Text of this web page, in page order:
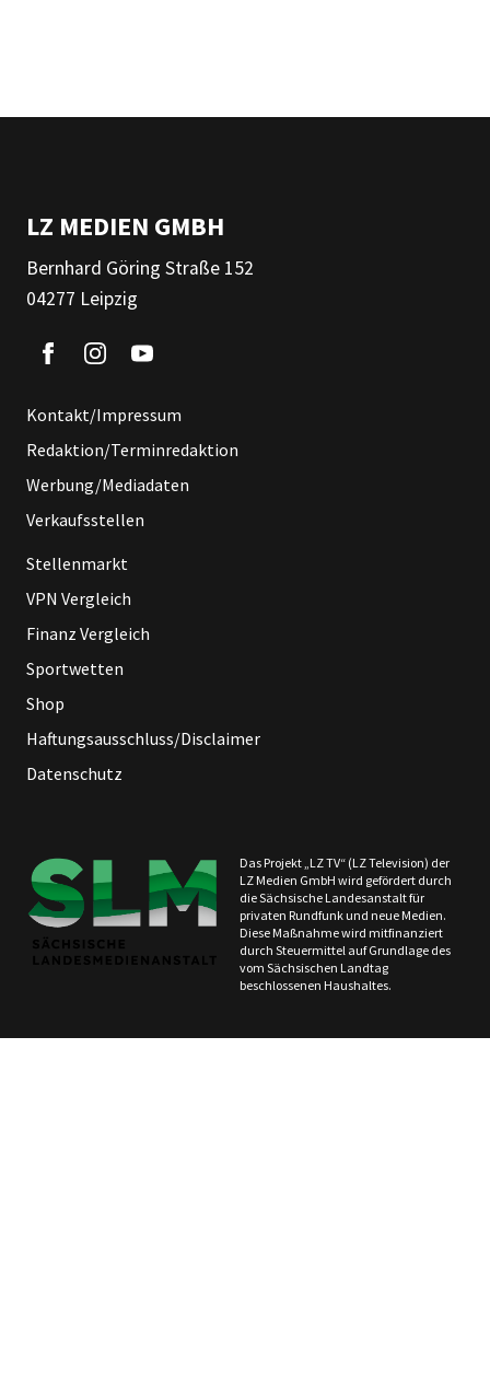
LZ MEDIEN GMBH
Bernhard Göring Straße 152
04277 Leipzig
Kontakt/Impressum
Redaktion/Terminredaktion
Werbung/Mediadaten
Verkaufsstellen
Stellenmarkt
VPN Vergleich
Finanz Vergleich
Sportwetten
Shop
Haftungsausschluss/Disclaimer
Datenschutz
Das Projekt „LZ TV“ (LZ Television) der
LZ Medien GmbH wird gefördert durch
die Sächsische Landesanstalt für
privaten Rundfunk und neue Medien.
Diese Maßnahme wird mitfinanziert
durch Steuermittel auf Grundlage des
vom Sächsischen Landtag
beschlossenen Haushaltes.